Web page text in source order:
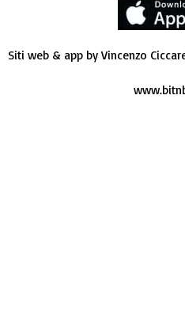
Siti web & app by Vincenzo